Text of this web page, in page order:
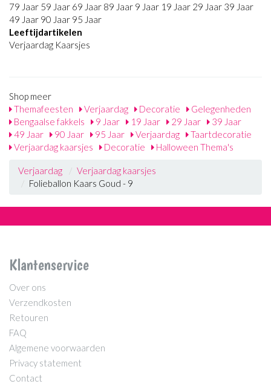
79 Jaar 59 Jaar 69 Jaar 89 Jaar 9 Jaar 19 Jaar 29 Jaar 39 Jaar
49 Jaar 90 Jaar 95 Jaar
Leeftijdartikelen
Verjaardag Kaarsjes
Shop meer
Themafeesten
Verjaardag Decoratie
Gelegenheden
Bengaalse fakkels
9 Jaar 19 Jaar 29 Jaar
39 Jaar
49 Jaar
90 Jaar 95 Jaar Verjaardag
Taartdecoratie
Verjaardag kaarsjes
Decoratie Halloween Thema's
Verjaardag
Verjaardag kaarsjes
Folieballon Kaars Goud - 9
Klantenservice
Over ons
Verzendkosten
Retouren
FAQ
Algemene voorwaarden
Privacy statement
Contact